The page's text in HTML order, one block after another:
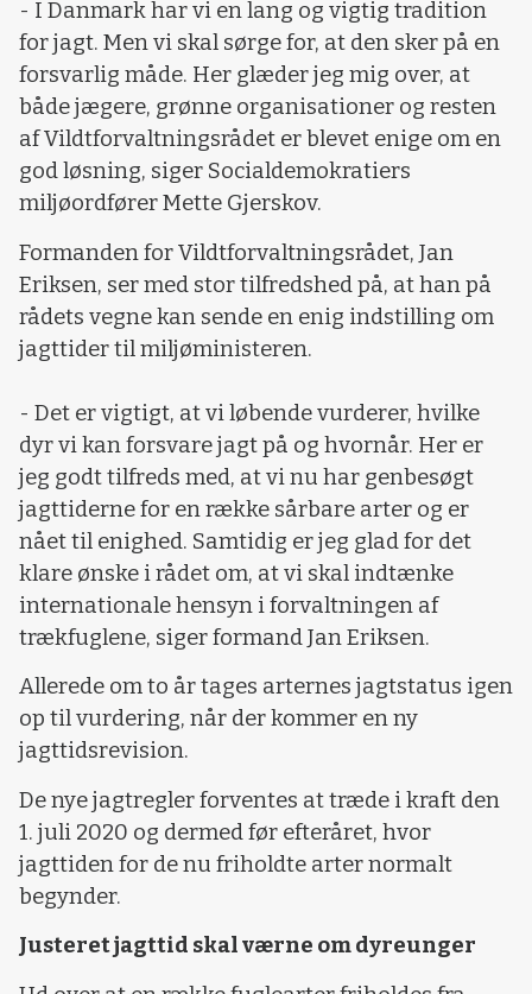
- I Danmark har vi en lang og vigtig tradition
for jagt. Men vi skal sørge for, at den sker på en
forsvarlig måde. Her glæder jeg mig over, at
både jægere, grønne organisationer og resten
af Vildtforvaltningsrådet er blevet enige om en
god løsning, siger Socialdemokratiers
miljøordfører Mette Gjerskov.
Formanden for Vildtforvaltningsrådet, Jan
Eriksen, ser med stor tilfredshed på, at han på
rådets vegne kan sende en enig indstilling om
jagttider til miljøministeren.
- Det er vigtigt, at vi løbende vurderer, hvilke
dyr vi kan forsvare jagt på og hvornår. Her er
jeg godt tilfreds med, at vi nu har genbesøgt
jagttiderne for en række sårbare arter og er
nået til enighed. Samtidig er jeg glad for det
klare ønske i rådet om, at vi skal indtænke
internationale hensyn i forvaltningen af
trækfuglene, siger formand Jan Eriksen.
Allerede om to år tages arternes jagtstatus igen
op til vurdering, når der kommer en ny
jagttidsrevision.
De nye jagtregler forventes at træde i kraft den
1. juli 2020 og dermed før efteråret, hvor
jagttiden for de nu friholdte arter normalt
begynder.
Justeret jagttid skal værne om dyreunger